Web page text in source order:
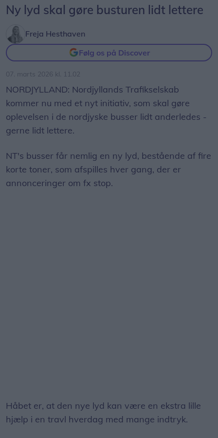
Ny lyd skal gøre busturen lidt lettere
Freja Hesthaven
Følg os på Discover
07. marts 2026 kl. 11.02
NORDJYLLAND: Nordjyllands Trafikselskab
kommer nu med et nyt initiativ, som skal gøre
oplevelsen i de nordjyske busser lidt anderledes -
gerne lidt lettere.
NT's busser får nemlig en ny lyd, bestående af fire
korte toner, som afspilles hver gang, der er
annonceringer om fx stop.
Håbet er, at den nye lyd kan være en ekstra lille
hjælp i en travl hverdag med mange indtryk.